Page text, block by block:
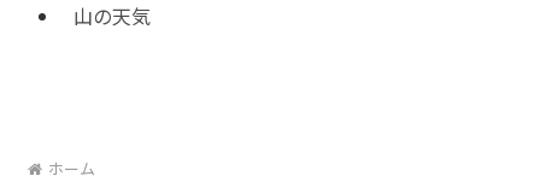
山の天気
ホーム